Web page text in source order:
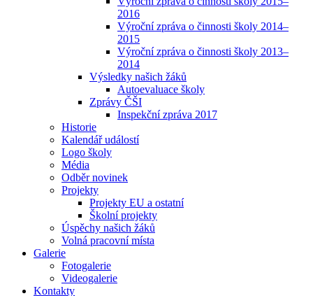
2016
Výroční zpráva o činnosti školy 2014–
2015
Výroční zpráva o činnosti školy 2013–
2014
Výsledky našich žáků
Autoevaluace školy
Zprávy ČŠI
Inspekční zpráva 2017
Historie
Kalendář událostí
Logo školy
Média
Odběr novinek
Projekty
Projekty EU a ostatní
Školní projekty
Úspěchy našich žáků
Volná pracovní místa
Galerie
Fotogalerie
Videogalerie
Kontakty